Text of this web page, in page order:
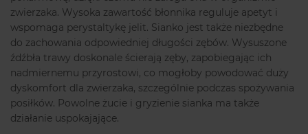
zwierzaka. Wysoka zawartość błonnika reguluje apetyt i
wspomaga perystaltykę jelit. Sianko jest także niezbędne
do zachowania odpowiedniej długości zębów. Wysuszone
źdźbła trawy doskonale ścierają zęby, zapobiegając ich
nadmiernemu przyrostowi, co mogłoby powodować duży
dyskomfort dla zwierzaka, szczególnie podczas spożywania
posiłków. Powolne żucie i gryzienie sianka ma także
działanie uspokajające.